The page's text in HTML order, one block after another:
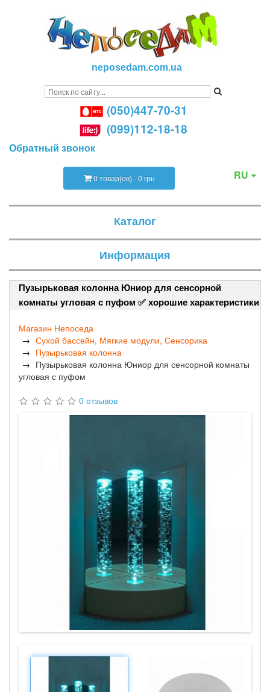
neposedam.com.ua
(050)447-70-31
(099)112-18-18
Обратный звонок
RU
0 товар(ов) - 0 грн
Каталог
Информация
Пузырьковая колонна Юниор для сенсорной
комнаты угловая с пуфом ✅ хорошие характеристики
Магазин Непоседа
Сухой бассейн, Мягкие модули, Сенсорика
Пузырьковая колонна
Пузырьковая колонна Юниор для сенсорной комнаты
угловая с пуфом
0 отзывов